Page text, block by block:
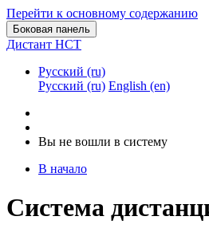
Перейти к основному содержанию
Боковая панель
Дистант НСТ
Русский ‎(ru)‎
Русский ‎(ru)‎ English ‎(en)‎
Вы не вошли в систему
В начало
Система